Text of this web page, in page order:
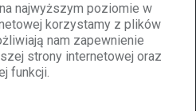
najwyższym poziomie w
korzystamy z plików
nam zapewnienie
strony internetowej oraz
funkcji.